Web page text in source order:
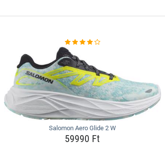
Salomon Aero Glide 2 W
59990 Ft